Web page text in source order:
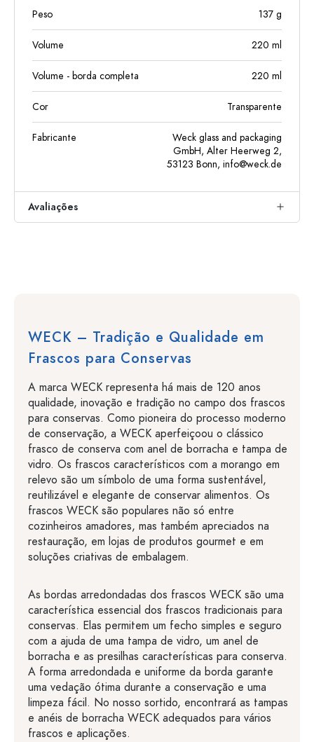
Peso 137 g
Volume 220 ml
Volume - borda completa 220 ml
Cor Transparente
Fabricante
Weck glass and packaging
GmbH, Alter Heerweg 2,
53123 Bonn, info@weck.de
Avaliações
WECK – Tradição e Qualidade em
Frascos para Conservas
A marca WECK representa há mais de 120 anos
qualidade, inovação e tradição no campo dos frascos
para conservas. Como pioneira do processo moderno
de conservação, a WECK aperfeiçoou o clássico
frasco de conserva com anel de borracha e tampa de
vidro. Os frascos característicos com a morango em
relevo são um símbolo de uma forma sustentável,
reutilizável e elegante de conservar alimentos. Os
frascos WECK são populares não só entre
cozinheiros amadores, mas também apreciados na
restauração, em lojas de produtos gourmet e em
soluções criativas de embalagem.
As bordas arredondadas dos frascos WECK são uma
característica essencial dos frascos tradicionais para
conservas. Elas permitem um fecho simples e seguro
com a ajuda de uma tampa de vidro, um anel de
borracha e as presilhas características para conserva.
A forma arredondada e uniforme da borda garante
uma vedação ótima durante a conservação e uma
limpeza fácil. No nosso sortido, encontrará as tampas
e anéis de borracha WECK adequados para vários
frascos e aplicações.